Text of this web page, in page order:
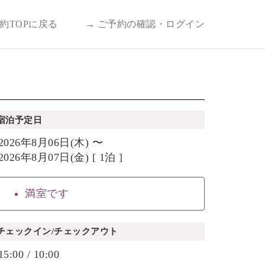
TOPに戻る → ご予約の確認・ログイン
泊予定日
年8月06日(木) 〜
年8月07日(金) [ 1泊 ]
満室です
ェックイン/チェックアウト
/ 10:00